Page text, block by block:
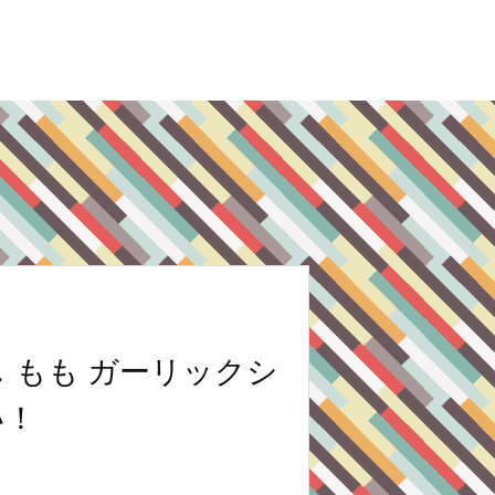
も ガーリックシ